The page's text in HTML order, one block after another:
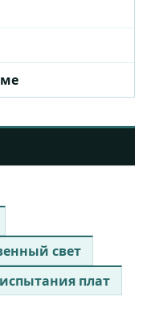
свет
испытания плат